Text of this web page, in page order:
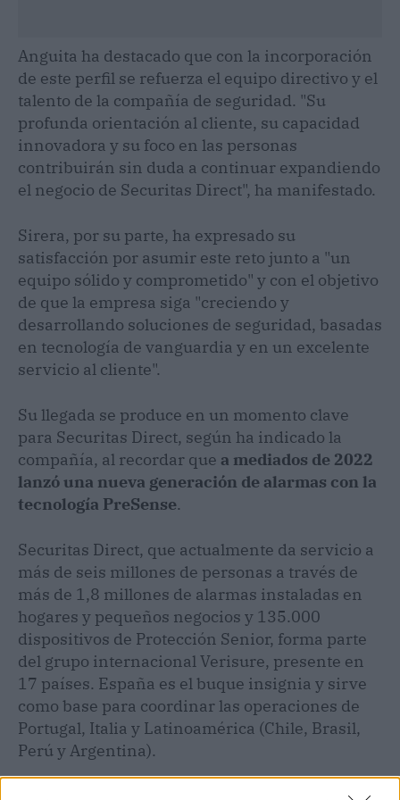
Anguita ha destacado que con la incorporación
de este perfil se refuerza el equipo directivo y el
talento de la compañía de seguridad. "Su
profunda orientación al cliente, su capacidad
innovadora y su foco en las personas
contribuirán sin duda a continuar expandiendo
el negocio de Securitas Direct", ha manifestado.
Sirera, por su parte, ha expresado su
satisfacción por asumir este reto junto a "un
equipo sólido y comprometido" y con el objetivo
de que la empresa siga "creciendo y
desarrollando soluciones de seguridad, basadas
en tecnología de vanguardia y en un excelente
servicio al cliente".
Su llegada se produce en un momento clave
para Securitas Direct, según ha indicado la
compañía, al recordar que a mediados de 2022
lanzó una nueva generación de alarmas con la
tecnología PreSense.
Securitas Direct, que actualmente da servicio a
más de seis millones de personas a través de
más de 1,8 millones de alarmas instaladas en
hogares y pequeños negocios y 135.000
dispositivos de Protección Senior, forma parte
del grupo internacional Verisure, presente en
17 países. España es el buque insignia y sirve
como base para coordinar las operaciones de
Portugal, Italia y Latinoamérica (Chile, Brasil,
Perú y Argentina).